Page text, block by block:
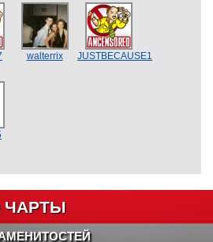
walterrix JUSTBECAUSE1
ЧАРТЫ